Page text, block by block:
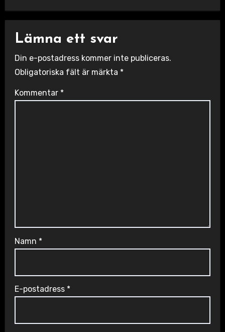
Lämna ett svar
Din e-postadress kommer inte publiceras.
Obligatoriska fält är märkta *
Kommentar *
Namn *
E-postadress *